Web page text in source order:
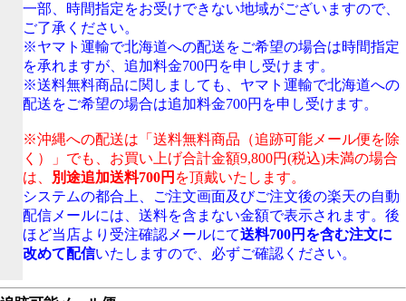
一部、時間指定をお受けできない地域がございますので、
ご了承ください。
※ヤマト運輸で北海道への配送をご希望の場合は時間指定
を承れますが、追加料金700円を申し受けます。
※送料無料商品に関しましても、ヤマト運輸で北海道への
配送をご希望の場合は追加料金700円を申し受けます。
※沖縄への配送は「送料無料商品（追跡可能メール便を除
く）」でも、お買い上げ合計金額9,800円(税込)未満の場合
は、
別途追加送料700円 を頂戴いたします。
システムの都合上、ご注文画面及びご注文後の楽天の自動
配信メールには、送料を含まない金額で表示されます。後
ほど当店より受注確認メールにて送料700円を含む注文に
改めて配信いたしますので、必ずご確認ください。